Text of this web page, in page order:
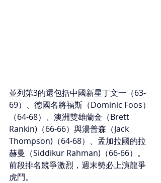
並列第3的還包括中國新星丁文一（63-
69）、德國名將福斯（Dominic Foos）
（64-68）、澳洲雙雄蘭金（Brett
Rankin)（66-66）與湯普森（Jack
Thompson)（64-68）、孟加拉國的拉
赫曼（Siddikur Rahman)（66-66）。
前段排名競爭激烈，週末勢必上演龍爭
虎鬥。